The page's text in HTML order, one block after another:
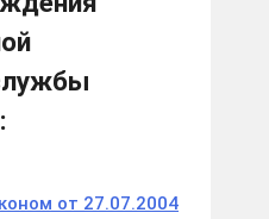
от 27.07.2004